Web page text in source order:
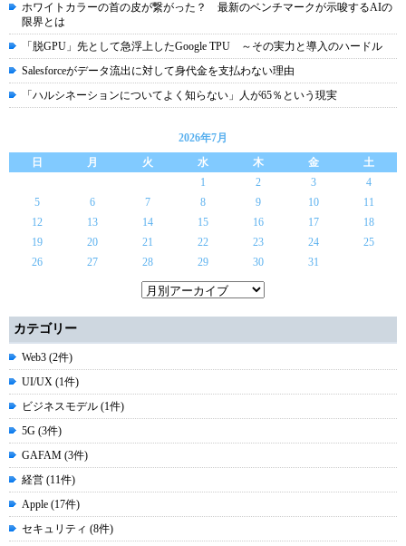
ホワイトカラーの首の皮が繋がった？ 最新のベンチマークが示唆するAIの
限界とは
「脱GPU」先として急浮上したGoogle TPU ～その実力と導入のハードル
Salesforceがデータ流出に対して身代金を支払わない理由
「ハルシネーションについてよく知らない」人が65％という現実
2026年7月
日
月 火 水 木 金
土
1
2 3
4
5
6 7 8 9 10
11
12
13 14 15 16 17
18
19
20 21 22 23 24
25
26
27 28 29 30 31
カテゴリー
Web3 (2件)
UI/UX (1件)
ビジネスモデル (1件)
5G (3件)
GAFAM (3件)
経営 (11件)
Apple (17件)
セキュリティ (8件)